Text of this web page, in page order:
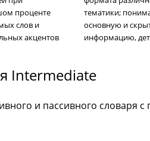
проценте
слов и
акцентов
тематики;
основную и
информацию,
Intermediate
и пассивного словаря